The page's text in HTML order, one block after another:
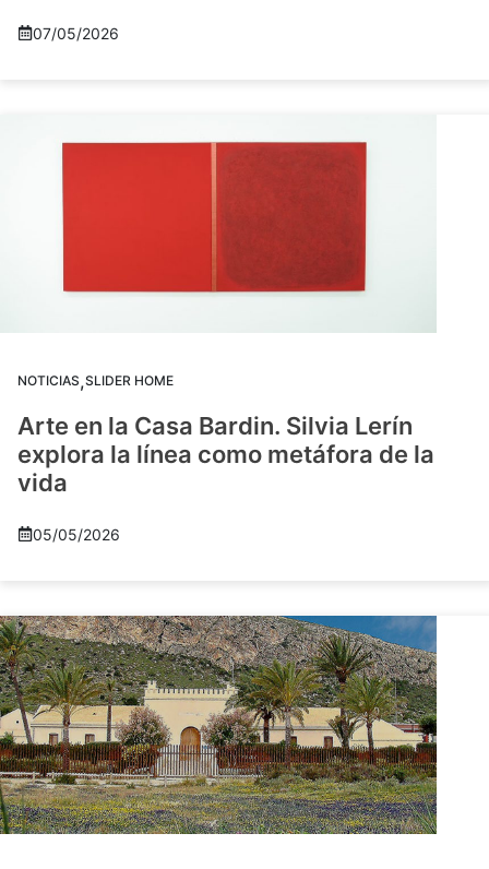
07/05/2026
NOTICIAS,SLIDER HOME
Arte en la Casa Bardin. Silvia Lerín
explora la línea como metáfora de la
vida
05/05/2026